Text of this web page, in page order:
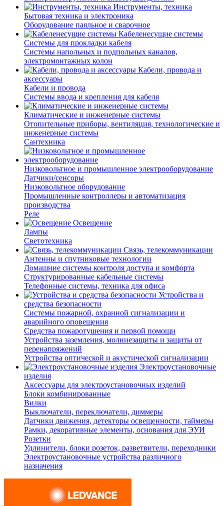
Инструменты, техника
Бытовая техника и электроника
Оборудование паяльное и сварочное
Кабеленесущие системы
Системы для прокладки кабеля
Системы напольных и подпольных каналов,
электромонтажных колон
Кабели, провода и
аксессуары
Кабели и провода
Системы ввода и крепления для кабеля
Климатические и инженерные системы
Отопительные приборы, вентиляция, технологические и
инженерные системы
Сантехника
Низковольтное и промышленное электрооборудование
Датчики/сенсоры
Низковольтное оборудование
Промышленные контроллеры и автоматизация
производства
Реле
Освещение
Лампы
Светотехника
Связь, телекоммуникации
Антенны и спутниковые технологии
Домашние системы контроля доступа и комфорта
Структурированные кабельные системы
Телефонные системы, техника для офиса
Устройства и
средства безопасности
Системы пожарной, охранной сигнализации и
аварийного оповещения
Средства пожаротушения и первой помощи
Устройства заземления, молниезащиты и защиты от
перенапряжений
Устройства оптической и акустической сигнализации
Электроустановочные
изделия
Аксессуары для электроустановочных изделий
Блоки комбинированные
Вилки
Выключатели, переключатели, диммеры
Датчики движения, детекторы освещенности, таймеры
Рамки, декоративные элементы, основания для ЭУИ
Розетки
Удлинители, блоки розеток, разветвители, переходники
Электроустановочные устройства различного
назначения